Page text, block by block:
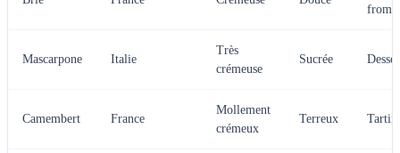
Mascarpone Italie
Très
crémeuse
Sucrée
Camembert France
Mollement
crémeux
Terreux